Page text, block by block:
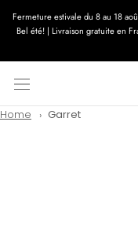
Fermeture estivale du 8 au 18
Bel été! | Livraison gratuite en
Home Garret